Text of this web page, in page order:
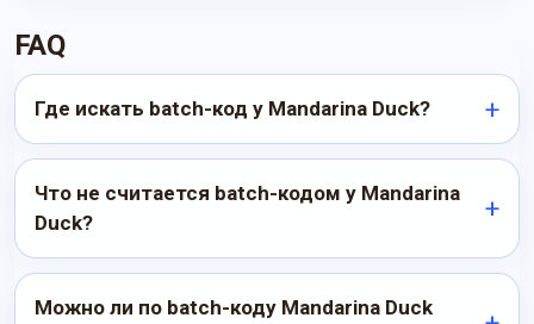
FAQ
Где искать batch-код у Mandarina Duck?
Что не считается batch-кодом у Mandarina
Duck?
Можно ли по batch-коду Mandarina Duck